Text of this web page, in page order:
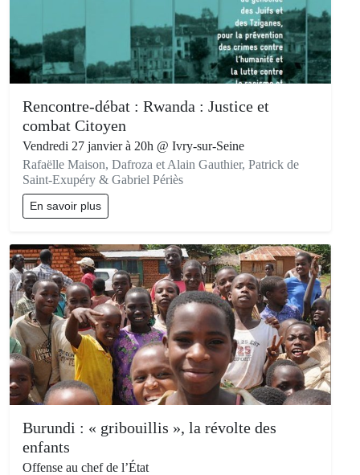
Rencontre-débat : Rwanda : Justice et
combat Citoyen
Vendredi 27 janvier à 20h @ Ivry-sur-Seine
Rafaëlle Maison, Dafroza et Alain Gauthier, Patrick de
Saint-Exupéry & Gabriel Périès
En savoir plus
Burundi : « gribouillis », la révolte des
enfants
Offense au chef de l’État